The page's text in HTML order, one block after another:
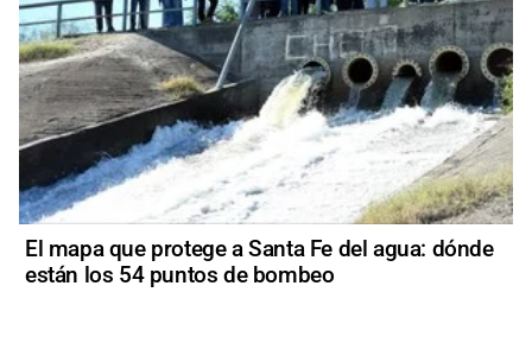
El mapa que protege a Santa Fe del agua: dónde
están los 54 puntos de bombeo